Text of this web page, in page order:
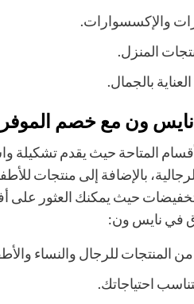
ون مع خصم الموفر
المتاحة حيث يقدم تشكيلة
بالإضافة إلى منتجات
حيث يمكنك العثور على
في نايس ون:
المنتجات للرجال والنساء
احتياجاتك.